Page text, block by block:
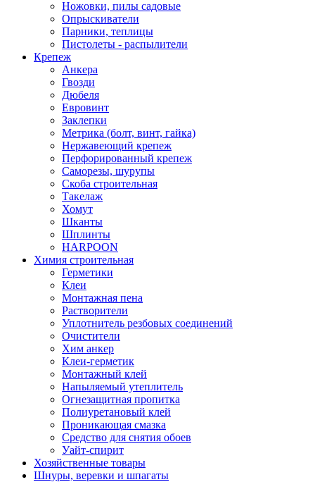
Ножовки, пилы садовые
Опрыскиватели
Парники, теплицы
Пистолеты - распылители
Крепеж
Анкера
Гвозди
Дюбеля
Евровинт
Заклепки
Метрика (болт, винт, гайка)
Нержавеющий крепеж
Перфорированный крепеж
Саморезы, шурупы
Скоба строительная
Такелаж
Хомут
Шканты
Шплинты
HARPOON
Химия строительная
Герметики
Клеи
Монтажная пена
Растворители
Уплотнитель резбовых соединений
Очистители
Хим анкер
Клеи-герметик
Монтажный клей
Напыляемый утеплитель
Огнезащитная пропитка
Полиуретановый клей
Проникающая смазка
Средство для снятия обоев
Уайт-спирит
Хозяйственные товары
Шнуры, веревки и шпагаты